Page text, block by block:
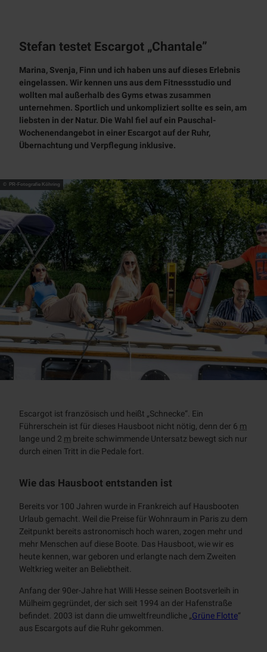
Chart
erfahr
ten
Themen
Radwege
radrevier.r
uhr
RUHRPER
LEN
Aktiv
Alle Themen
Wanderweg
e
Klettersteig
Bootsverlei
h
Outdoor-
Fitness
Natur
Gastronomie
RUHR.NAH
Erlebnismagazin
BJÖRN |
Schloß
Broich
Erlebnispf
ad
Industriekultur
Denkmal
KULT
Stadtmagazin
Unterkünfte
Mobilität
Newsletter
uns
Team
Jobs
MülheimPartner
Stefan testet Escargot „Chantale”
Marina, Svenja, Finn und ich haben uns auf dieses Erlebnis
eingelassen. Wir kennen uns aus dem Fitnessstudio und
wollten mal außerhalb des Gymsetwas zusammen
unternehmen. Sportlich und unkompliziert sollte es sein, am
liebsten in der Natur. Die Wahl fiel auf ein Pauschal-
Wochenendangebot in einer Escargot auf der Ruhr,
Übernachtung und Verpflegung inklusive.
© PR-Fotografie Köhring
Escargot ist französisch und heißt „Schnecke“. Ein
Führerschein ist für dieses Hausboot nicht nötig, denn der 6 m
lange und 2 m breite schwimmende Untersatz bewegt sich nur
durch einen Tritt in die Pedale fort.
Wie das Hausboot entstanden ist
Bereits vor 100 Jahren wurde in Frankreich auf Hausbooten
Urlaub gemacht. Weil die Preise für Wohnraum in Paris zu dem
Zeitpunkt bereits astronomisch hoch waren, zogen mehr und
mehr Menschen auf diese Boote. Das Hausboot, wie wir es
heute kennen, war geboren und erlangte nach dem Zweiten
Weltkrieg weiter an Beliebtheit.
Anfang der 90er-Jahre hat Willi Hesse seinen Bootsverleih in
Mülheim gegründet, der sich seit 1994 an der Hafenstraße
befindet. 2003 ist dann die umweltfreundliche „Grüne Flotte“
aus Escargots auf die Ruhr gekommen.